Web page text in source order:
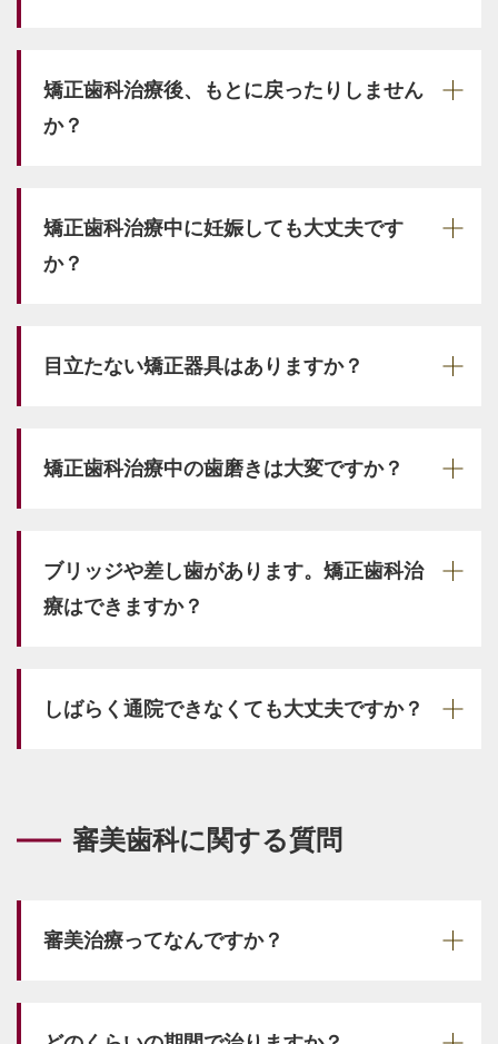
矯正歯科治療後、もとに戻ったりしません
か？
矯正歯科治療中に妊娠しても大丈夫です
か？
目立たない矯正器具はありますか？
矯正歯科治療中の歯磨きは大変ですか？
ブリッジや差し歯があります。矯正歯科治
療はできますか？
しばらく通院できなくても大丈夫ですか？
審美歯科に関する質問
審美治療ってなんですか？